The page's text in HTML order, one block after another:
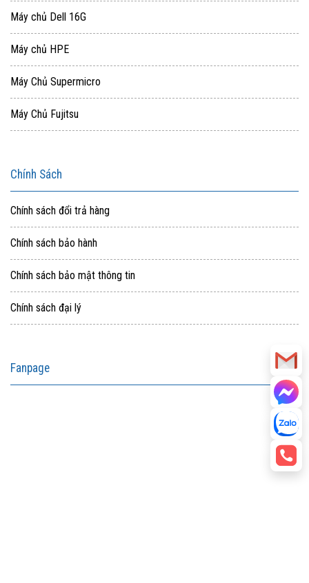
Máy chủ Dell 16G
Máy chủ HPE
Máy Chủ Supermicro
Máy Chủ Fujitsu
Chính Sách
Chính sách đổi trả hàng
Chính sách bảo hành
Chính sách bảo mật thông tin
Chính sách đại lý
Fanpage